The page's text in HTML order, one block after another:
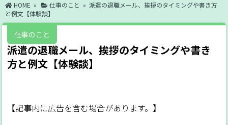
HOME » 仕事のこと » 派遣の退職メール、挨拶のタイミングや書き方
と例文【体験談】
仕事のこと
派遣の退職メール、挨拶のタイミングや書き
方と例文【体験談】
【記事内に広告を含む場合があります。】